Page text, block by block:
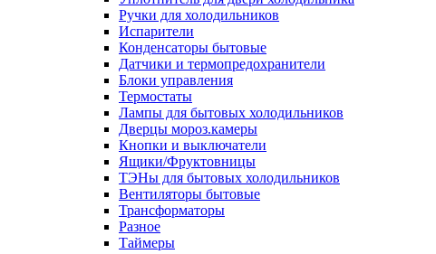
Ручки для холодильников
Испарители
Конденсаторы бытовые
Датчики и термопредохранители
Блоки управления
Термостаты
Лампы для бытовых холодильников
Дверцы мороз.камеры
Кнопки и выключатели
Ящики/Фруктовницы
ТЭНы для бытовых холодильников
Вентиляторы бытовые
Трансформаторы
Разное
Таймеры